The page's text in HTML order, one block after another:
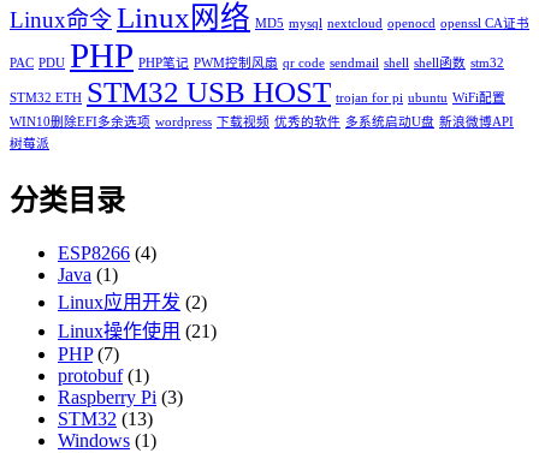
Linux命令Linux网络 MD5 mysql nextcloud openocd openssl CA证书
PAC PDU PHP PHP笔记 PWM控制风扇 qr code sendmail shell shell函数 stm32
STM32 ETH STM32 USB HOST trojan for pi ubuntu WiFi配置
WIN10删除EFI多余选项 wordpress 下载视频 优秀的软件 多系统启动U盘 新浪微博API
树莓派
分类目录
ESP8266 (4)
Java (1)
Linux应用开发 (2)
Linux操作使用 (21)
PHP(7)
protobuf(1)
Raspberry Pi (3)
STM32 (13)
Windows (1)